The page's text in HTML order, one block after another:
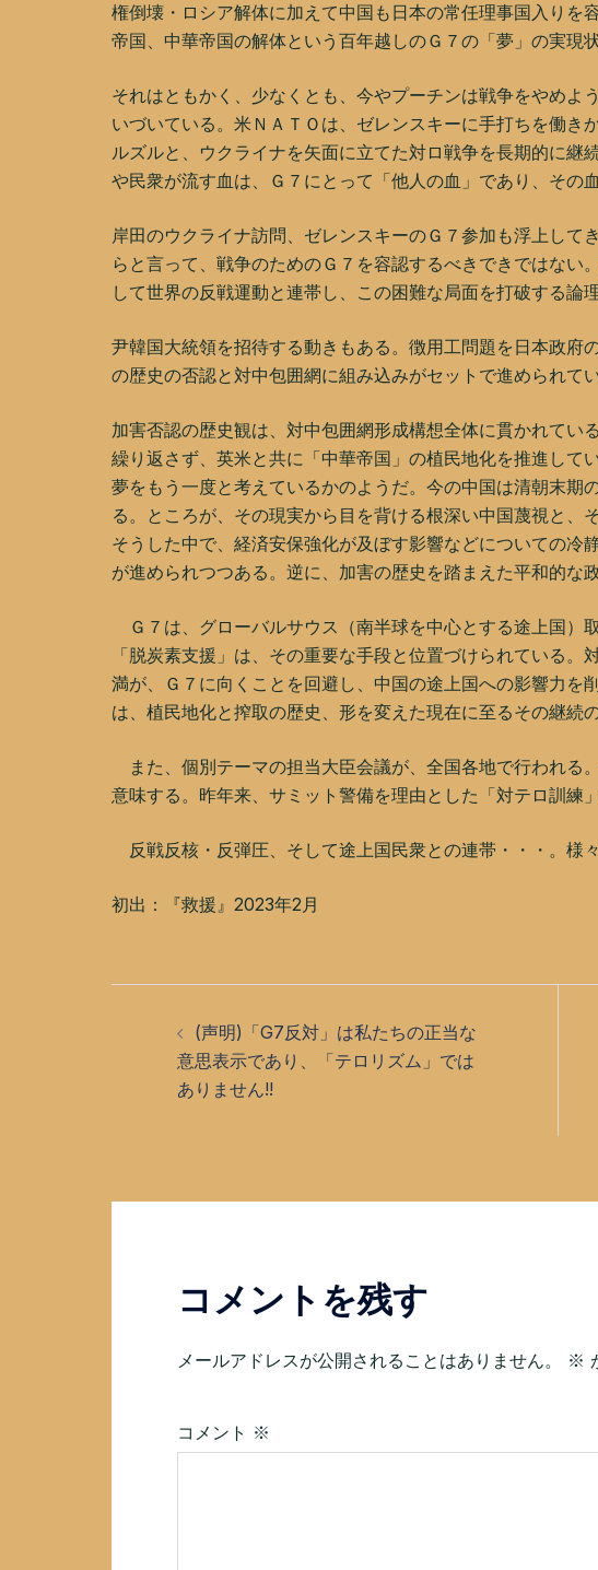
権倒壊・ロシア解体に加えて中国も日本の常任理事国入りを
帝国、中華帝国の解体という百年越しのＧ７の「夢」の実現
それはともかく、少なくとも、今やプーチンは戦争をやめ
いづいている。米ＮＡＴＯは、ゼレンスキーに手打ちを働
ルズルと、ウクライナを矢面に立てた対ロ戦争を長期的に
や民衆が流す血は、Ｇ７にとって「他人の血」であり、その
岸田のウクライナ訪問、ゼレンスキーのＧ７参加も浮上し
らと言って、戦争のためのＧ７を容認するべきできではない
して世界の反戦運動と連帯し、この困難な局面を打破する論
尹韓国大統領を招待する動きもある。徴用工問題を日本政府
の歴史の否認と対中包囲網に組み込みがセットで進められてい
加害否認の歴史観は、対中包囲網形成構想全体に貫かれてい
繰り返さず、英米と共に「中華帝国」の植民地化を推進し
夢をもう一度と考えているかのようだ。今の中国は清朝末期
る。ところが、その現実から目を背ける根深い中国蔑視と、
そうした中で、経済安保強化が及ぼす影響などについての
が進められつつある。逆に、加害の歴史を踏まえた平和的な
Ｇ７は、グローバルサウス（南半球を中心とする途上国）
「脱炭素支援」は、その重要な手段と位置づけられている
満が、Ｇ７に向くことを回避し、中国の途上国への影響力を
は、植民地化と搾取の歴史、形を変えた現在に至るその継続
また、個別テーマの担当大臣会議が、全国各地で行われる
意味する。昨年来、サミット警備を理由とした「対テロ訓練
反戦反核・反弾圧、そして途上国民衆との連帯・・・。様
初出：『救援』2023年2月
(声明)「G7反対」は私たちの正当な
意思表示であり、「テロリズム」では
ありません!!
コメントを残す
メールアドレスが公開されることはありません。 ※
コメント ※